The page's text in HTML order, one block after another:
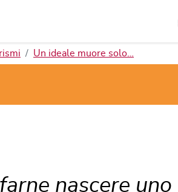
Un ideale muore solo…
nascere uno